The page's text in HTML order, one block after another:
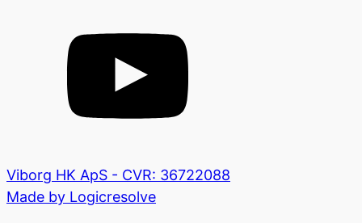
Viborg HK ApS - CVR: 36722088
Made by Logicresolve